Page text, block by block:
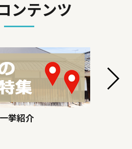
ンテンツ
挙紹介